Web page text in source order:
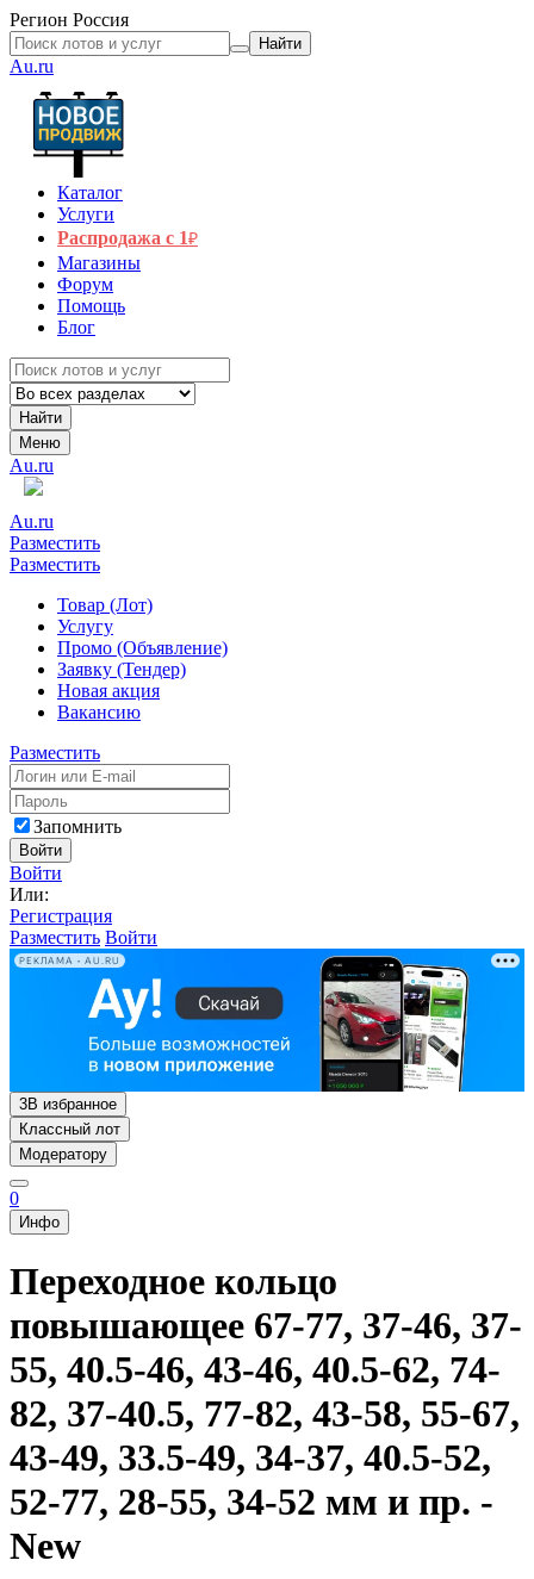
Регион Россия
Найти
Au.ru
Каталог
Услуги
Распродажа с 1₽
Магазины
Форум
Помощь
Блог
Найти
Меню
Au.ru
Au.ru
Разместить
Разместить
Товар (Лот)
Услугу
Промо (Объявление)
Заявку (Тендер)
Новая акция
Вакансию
Разместить
Запомнить
Войти
Войти
Или:
Регистрация
Разместить Войти
РЕКЛАМА • AU.RU
3В избранное
Классный лот
Модератору
0
Инфо
Переходное кольцо
повышающее 67-77, 37-46, 37-
55, 40.5-46, 43-46, 40.5-62, 74-
82, 37-40.5, 77-82, 43-58, 55-67,
43-49, 33.5-49, 34-37, 40.5-52,
52-77, 28-55, 34-52 мм и пр. -
New